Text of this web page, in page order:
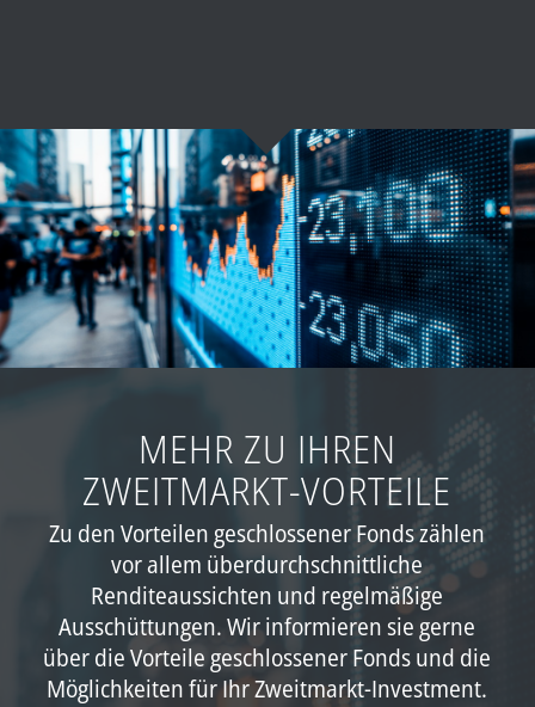
MEHR ZU IHREN
ZWEITMARKT-VORTEILE
Zu den Vorteilen geschlossener Fonds zählen
vor allem überdurchschnittliche
Renditeaussichten und regelmäßige
Ausschüttungen. Wir informieren sie gerne
über die Vorteile geschlossener Fonds und die
Möglichkeiten für Ihr Zweitmarkt-Investment.